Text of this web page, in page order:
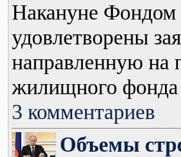
Накануне
удовлетворены
направленную на
жилищного фонда
3 комментариев
Объемы